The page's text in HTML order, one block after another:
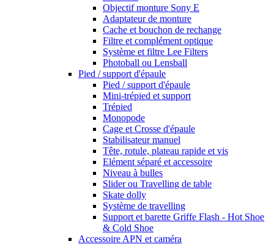
Objectif monture Sony E
Adaptateur de monture
Cache et bouchon de rechange
Filtre et complément optique
Système et filtre Lee Filters
Photoball ou Lensball
Pied / support d'épaule
Pied / support d'épaule
Mini-trépied et support
Trépied
Monopode
Cage et Crosse d'épaule
Stabilisateur manuel
Tête, rotule, plateau rapide et vis
Elément séparé et accessoire
Niveau à bulles
Slider ou Travelling de table
Skate dolly
Système de travelling
Support et barette Griffe Flash - Hot Shoe
& Cold Shoe
Accessoire APN et caméra